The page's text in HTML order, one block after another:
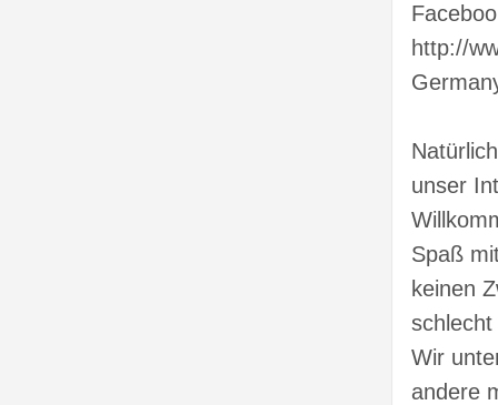
http://
unser
Spaß
keinen
Wir
andere